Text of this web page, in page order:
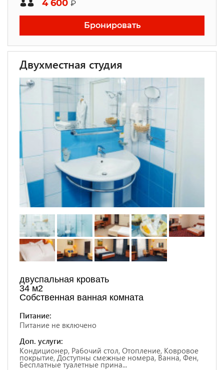
4 600 ₽
Бронировать
Двухместная студия
двуспальная кровать
34 м2
Собственная ванная комната
Питание:
Питание не включено
Доп. услуги:
Кондиционер, Рабочий стол, Отопление, Ковровое
покрытие, Доступны смежные номера, Ванна, Фен,
Бесплатные туалетные прина...